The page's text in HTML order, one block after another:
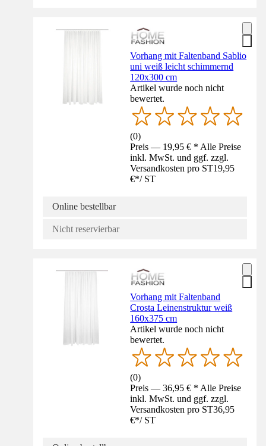
Vorhang mit Faltenband Sablio
uni weiß leicht schimmernd
120x300 cm
Artikel wurde noch nicht
bewertet.
(0)
Preis — 19,95 € * Alle Preise
inkl. MwSt. und ggf. zzgl.
Versandkosten pro ST19,95
€*/ ST
Online bestellbar
Nicht reservierbar
Vorhang mit Faltenband
Crosta Leinenstruktur weiß
160x375 cm
Artikel wurde noch nicht
bewertet.
(0)
Preis — 36,95 € * Alle Preise
inkl. MwSt. und ggf. zzgl.
Versandkosten pro ST36,95
€*/ ST